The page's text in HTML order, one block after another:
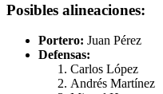
Posibles alineaciones:
Portero: Juan Pérez
Defensas:
Carlos López
Andrés Martínez